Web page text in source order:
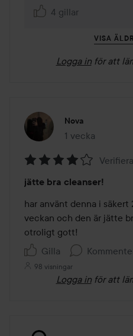
4 gillar
VISA
Logga in för att
Nova
1 vecka
Inlägget
4
av
5
jätte bra cleanser!
har använt denna i säkert
veckan och den är jätte
otroligt gott!
Gilla
98 visningar
Logga in för att